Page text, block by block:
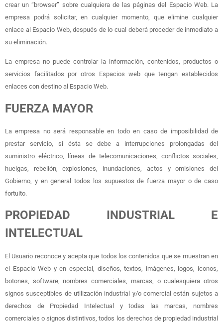
crear un “browser” sobre cualquiera de las páginas del Espacio Web. La
empresa podrá solicitar, en cualquier momento, que elimine cualquier
enlace al Espacio Web, después de lo cual deberá proceder de inmediato a
su eliminación.
La empresa no puede controlar la información, contenidos, productos o
servicios facilitados por otros Espacios web que tengan establecidos
enlaces con destino al Espacio Web.
FUERZA MAYOR
La empresa no será responsable en todo en caso de imposibilidad de
prestar servicio, si ésta se debe a interrupciones prolongadas del
suministro eléctrico, líneas de telecomunicaciones, conflictos sociales,
huelgas, rebelión, explosiones, inundaciones, actos y omisiones del
Gobierno, y en general todos los supuestos de fuerza mayor o de caso
fortuito.
PROPIEDAD INDUSTRIAL E
INTELECTUAL
El Usuario reconoce y acepta que todos los contenidos que se muestran en
el Espacio Web y en especial, diseños, textos, imágenes, logos, iconos,
botones, software, nombres comerciales, marcas, o cualesquiera otros
signos susceptibles de utilización industrial y/o comercial están sujetos a
derechos de Propiedad Intelectual y todas las marcas, nombres
comerciales o signos distintivos, todos los derechos de propiedad industrial